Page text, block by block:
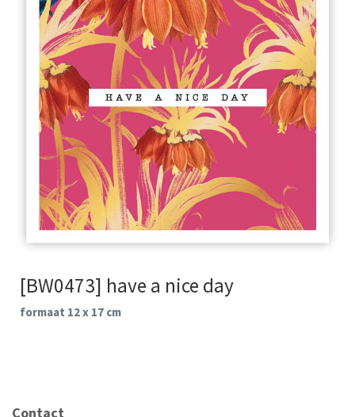
[BW0473] have a nice day
formaat 12 x 17 cm
Contact